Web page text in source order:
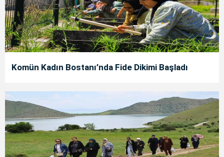
Komün Kadın Bostanı’nda Fide Dikimi Başladı